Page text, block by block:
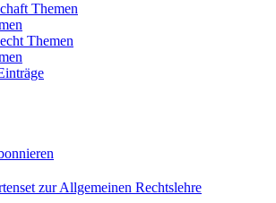
Themen
Themen
zur Allgemeinen Rechtslehre